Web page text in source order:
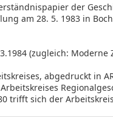
der
am 28. 5. 1983 in
(zugleich: Moderne
abgedruckt in
trifft sich der